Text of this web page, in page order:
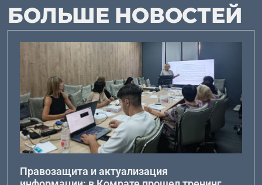
БОЛЬШЕ НОВОСТЕЙ
Правозащита и актуализация